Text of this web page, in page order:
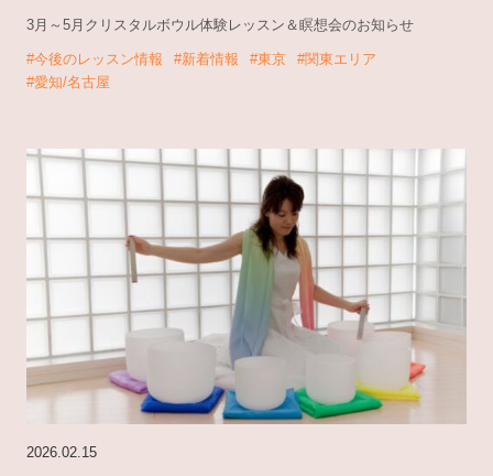
3月～5月クリスタルボウル体験レッスン＆瞑想会のお知らせ
#今後のレッスン情報 #新着情報 #東京
#関東エリア
#愛知/名古屋
2026.02.15